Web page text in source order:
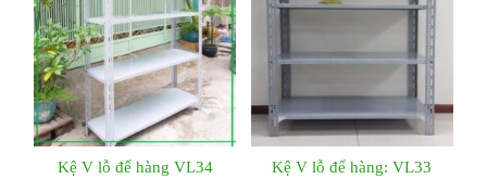
Kệ V lỗ để hàng VL34 Kệ V lỗ để hàng: VL33